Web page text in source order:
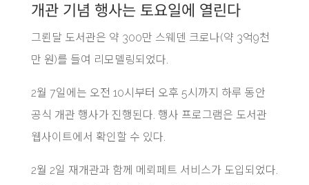
개관 기념 행사는 토요일에 열린다
그뢴달 도서관은 약 300만 스웨덴 크로나(약 3억9천
만 원)를 들여 리모델링되었다.
2월 7일에는 오전 10시부터 오후 5시까지 하루 동안
공식 개관 행사가 진행된다. 행사 프로그램은 도서관
웹사이트에서 확인할 수 있다.
2월 2일 재개관과 함께 메뢰페트 서비스가 도입되었다.